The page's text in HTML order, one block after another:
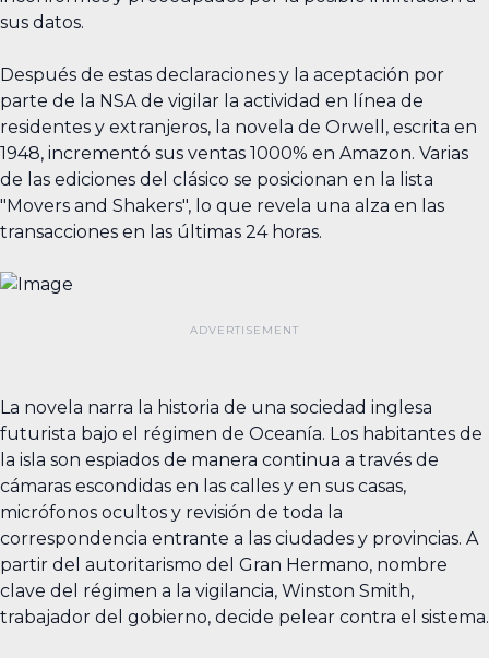
sus datos.
Después de estas declaraciones y la aceptación por
parte de la NSA de vigilar la actividad en línea de
residentes y extranjeros, la novela de Orwell, escrita en
1948, incrementó sus ventas 1000% en Amazon. Varias
de las ediciones del clásico se posicionan en la lista
"Movers and Shakers", lo que revela una alza en las
transacciones en las últimas 24 horas.
La novela narra la historia de una sociedad inglesa
futurista bajo el régimen de Oceanía. Los habitantes de
la isla son espiados de manera continua a través de
cámaras escondidas en las calles y en sus casas,
micrófonos ocultos y revisión de toda la
correspondencia entrante a las ciudades y provincias. A
partir del autoritarismo del Gran Hermano, nombre
clave del régimen a la vigilancia, Winston Smith,
trabajador del gobierno, decide pelear contra el sistema.